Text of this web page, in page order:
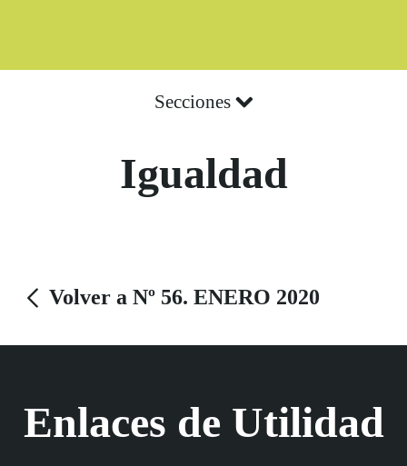
Secciones
Igualdad
Volver a Nº 56. ENERO 2020
Enlaces de Utilidad